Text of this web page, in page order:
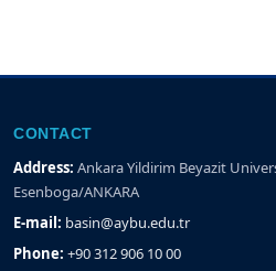
CONTACT
Address: Ankara Yildirim Beyazit
Esenboga/ANKARA
E-mail: basin@aybu.edu.tr
Phone: +90 312 906 10 00